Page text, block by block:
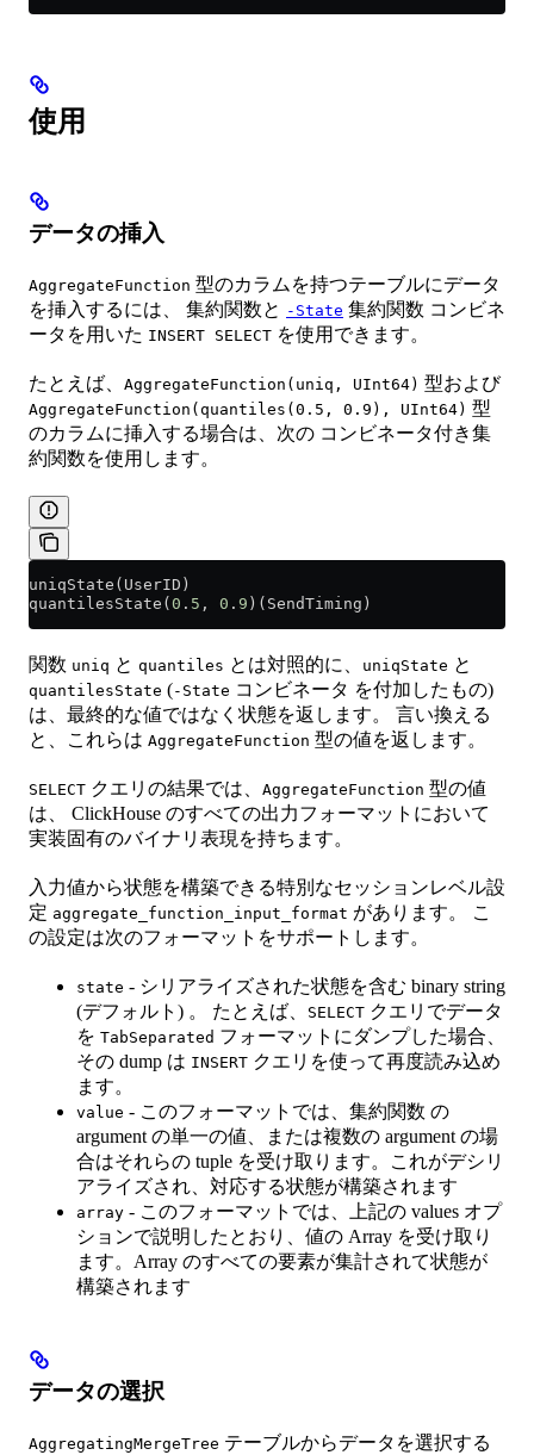
使用
データの挿入
AggregateFunction 型のカラムを持つテーブルにデータ
を挿入するには、 集約関数と -State 集約関数 コンビネ
ータを用いた INSERT SELECT を使用できます。
たとえば、 AggregateFunction(uniq, UInt64) 型および
AggregateFunction(quantiles(0.5, 0.9), UInt64) 型
のカラムに挿入する場合は、次の コンビネータ付き集
約関数を使用します。
uniqState(UserID)
quantilesState( 0 . 5 , 0 . 9 )(SendTiming)
関数 uniq と quantiles とは対照的に、 uniqState と
quantilesState (-State コンビネータ を付加したもの)
は、最終的な値ではなく状態を返します。 言い換える
と、これらは AggregateFunction 型の値を返します。
SELECT クエリの結果では、 AggregateFunction 型の値
は、 ClickHouse のすべての出力フォーマットにおいて
実装固有のバイナリ表現を持ちます。
入力値から状態を構築できる特別なセッションレベル設
定 aggregate_function_input_format があります。 こ
の設定は次のフォーマットをサポートします。
state - シリアライズされた状態を含む binary string
(デフォルト) 。 たとえば、
SELECT クエリでデータ
を TabSeparated フォーマットにダンプした場合、
その dump は INSERT クエリを使って再度読み込め
ます。
value - このフォーマットでは、集約関数 の
argument の単一の値、または複数の argument の場
合はそれらの tuple を受け取ります。これがデシリ
アライズされ、対応する状態が構築されます
array - このフォーマットでは、上記の values オプ
ションで説明したとおり、値の Array を受け取り
ます。Array のすべての要素が集計されて状態が
構築されます
データの選択
AggregatingMergeTree テーブルからデータを選択する